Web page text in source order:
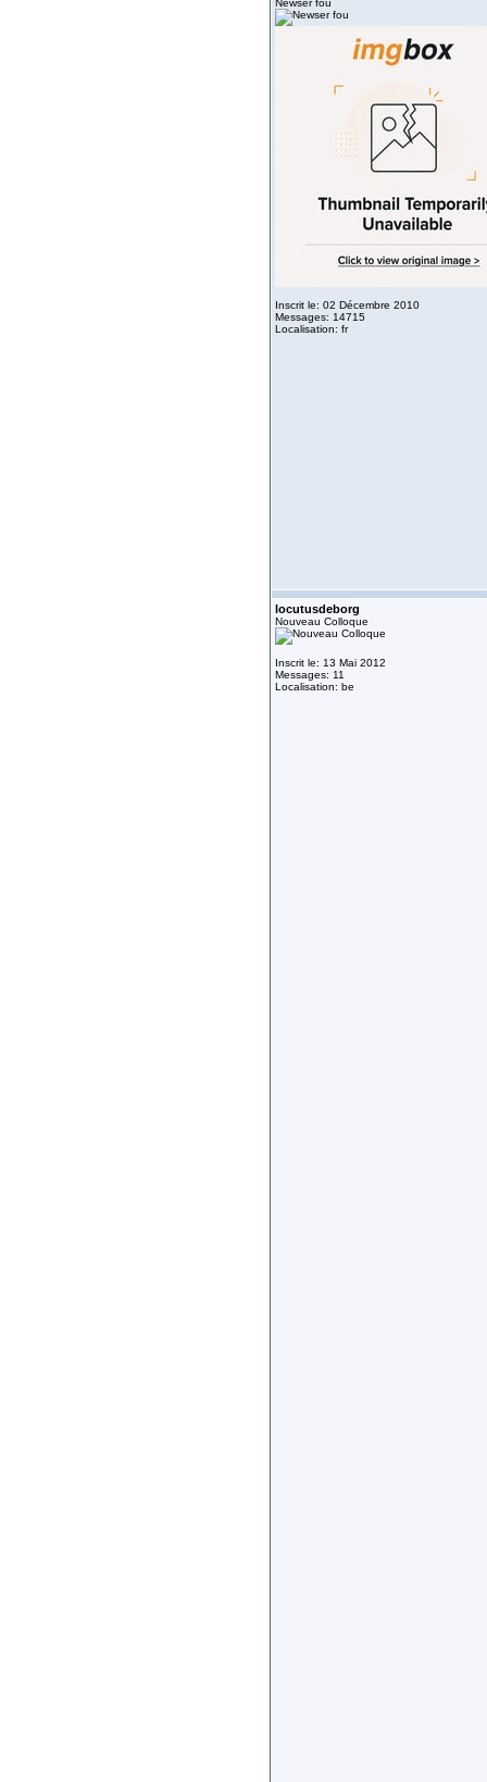
Newser fou
Inscrit le: 02 Décembre 2010
Messages: 14715
Localisation: fr
locutusdeborg
Nouveau Colloque
Inscrit le: 13 Mai 2012
Messages: 11
Localisation: be